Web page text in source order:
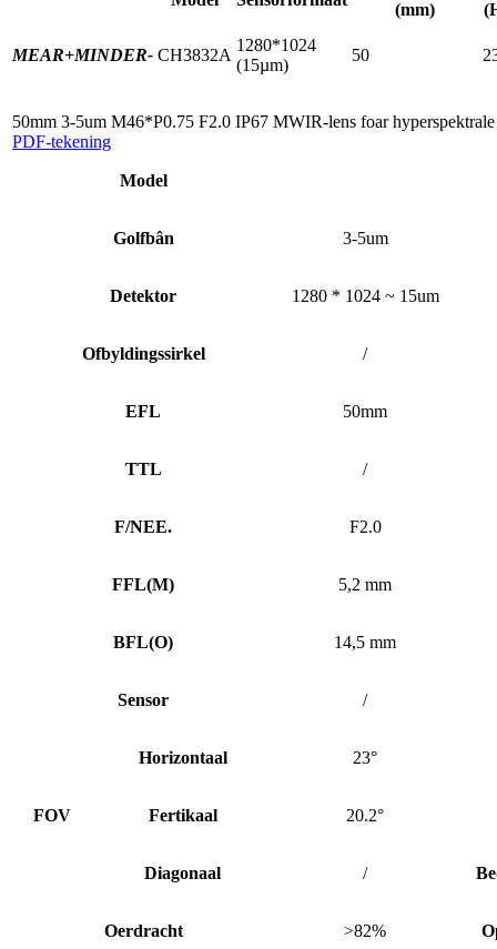
(mm)
MEAR+MINDER- CH3832A
1280*1024
(15µm)
50
50mm 3-5um M46*P0.75 F2.0 IP67 MWIR-lens foar hyperspektrale
PDF-tekening
Model
Golfbân 3-5um
Detektor 1280 * 1024 ~ 15um
Ofbyldingssirkel /
EFL 50mm
TTL /
F/NEE. F2.0
FFL(M) 5,2 mm
BFL(O) 14,5 mm
Sensor /
FOV
Horizontaal 23°
Fertikaal 20.2°
Diagonaal /
Oerdracht >82%